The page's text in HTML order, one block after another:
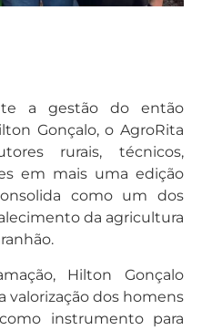
a gestão do então
Gonçalo, o AgroRita
rurais, técnicos,
em mais uma edição
como um dos
da agricultura
Hilton Gonçalo
valorização dos homens
instrumento para